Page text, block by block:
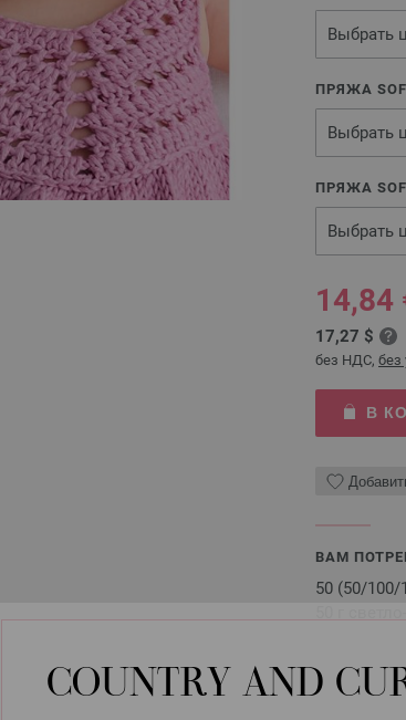
COUNTRY AND
Выбрать
ПРЯЖА
Выбрать
ПРЯЖА
Выбрать
14,84
17,27 $
без НДС, без
В
ВАМ
50 (50/100/
50 г
волокна,
Спицы,